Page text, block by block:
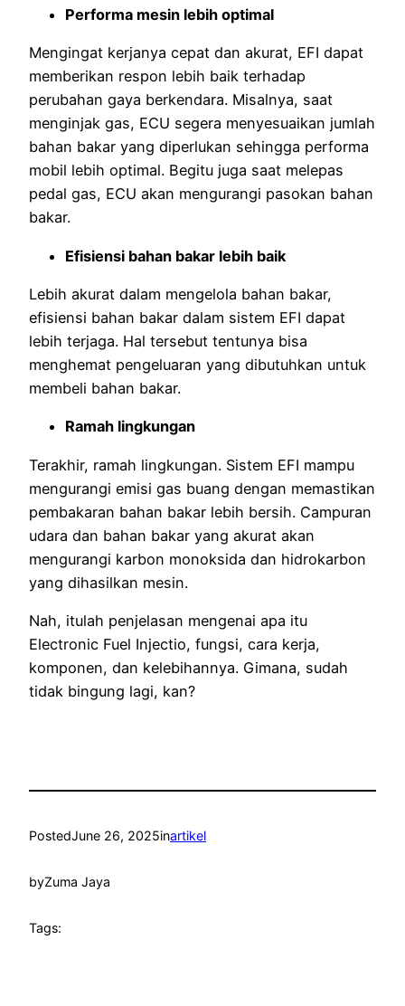
Performa mesin lebih optimal
Mengingat kerjanya cepat dan akurat, EFI dapat
memberikan respon lebih baik terhadap
perubahan gaya berkendara. Misalnya, saat
menginjak gas, ECU segera menyesuaikan jumlah
bahan bakar yang diperlukan sehingga performa
mobil lebih optimal. Begitu juga saat melepas
pedal gas, ECU akan mengurangi pasokan bahan
bakar.
Efisiensi bahan bakar lebih baik
Lebih akurat dalam mengelola bahan bakar,
efisiensi bahan bakar dalam sistem EFI dapat
lebih terjaga. Hal tersebut tentunya bisa
menghemat pengeluaran yang dibutuhkan untuk
membeli bahan bakar.
Ramah lingkungan
Terakhir, ramah lingkungan. Sistem EFI mampu
mengurangi emisi gas buang dengan memastikan
pembakaran bahan bakar lebih bersih. Campuran
udara dan bahan bakar yang akurat akan
mengurangi karbon monoksida dan hidrokarbon
yang dihasilkan mesin.
Nah, itulah penjelasan mengenai apa itu
Electronic Fuel Injectio, fungsi, cara kerja,
komponen, dan kelebihannya. Gimana, sudah
tidak bingung lagi, kan?
PostedJune 26, 2025inartikel
byZuma Jaya
Tags: